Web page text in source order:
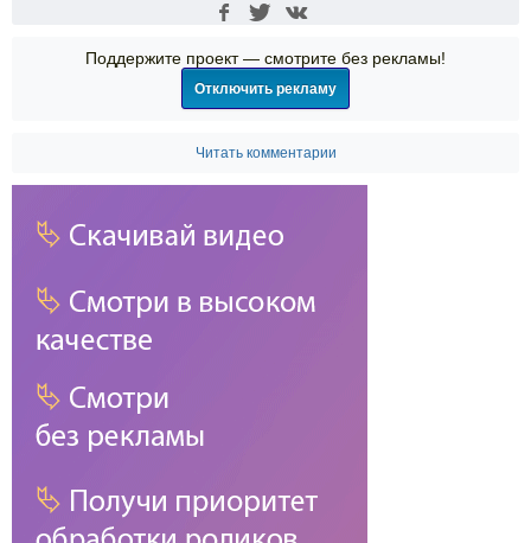
Поддержите проект — смотрите без рекламы!
Отключить рекламу
Читать комментарии